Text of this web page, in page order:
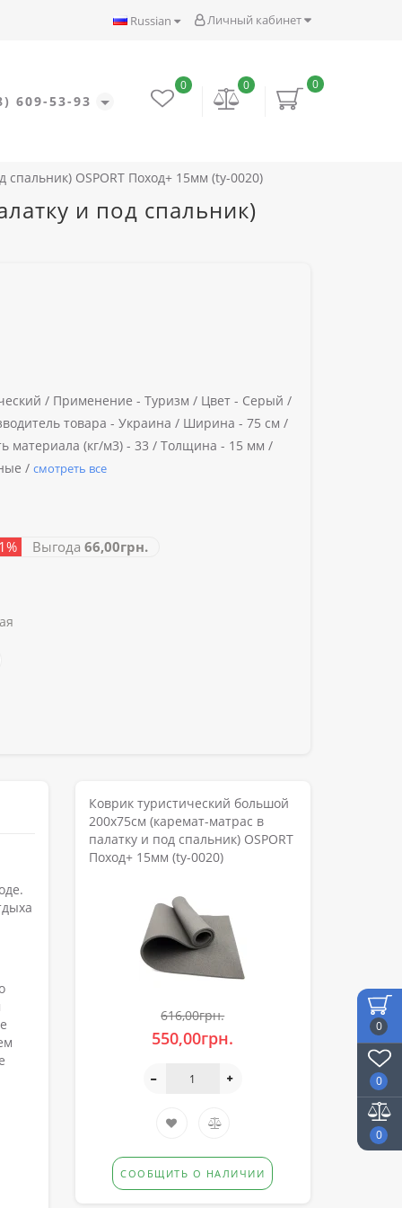
0
0
0
Личный кабинет
Russian
609-53-93
0
0
0
OSPORT Поход+ 15мм (ty-0020)
и под спальник)
/ Применение - Туризм / Цвет - Серый /
товара - Украина / Ширина - 75 см /
материала (кг/м3) - 33 / Толщина - 15 мм /
/ смотреть все
Выгода 66,00грн.
Коврик туристический большой
200х75см (каремат-матрас в
палатку и под спальник) OSPORT
Поход+ 15мм (ty-0020)
616,00грн.
550,00грн.
СООБЩИТЬ О НАЛИЧИИ